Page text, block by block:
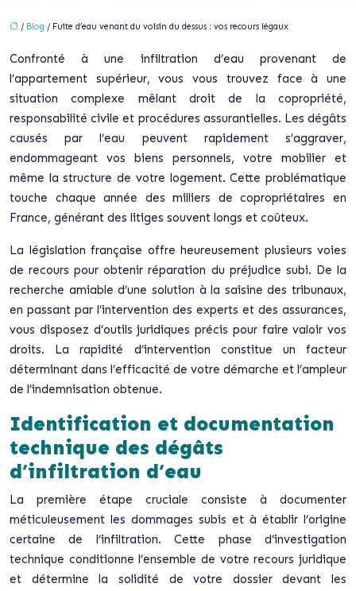
/ Blog / Fuite d’eau venant du voisin du dessus : vos recours légaux
Confronté à une infiltration d’eau provenant de
l’appartement supérieur, vous vous trouvez face à une
situation complexe mêlant droit de la copropriété,
responsabilité civile et procédures assurantielles. Les dégâts
causés par l’eau peuvent rapidement s’aggraver,
endommageant vos biens personnels, votre mobilier et
même la structure de votre logement. Cette problématique
touche chaque année des milliers de copropriétaires en
France, générant des litiges souvent longs et coûteux.
La législation française offre heureusement plusieurs voies
de recours pour obtenir réparation du préjudice subi. De la
recherche amiable d’une solution à la saisine des tribunaux,
en passant par l’intervention des experts et des assurances,
vous disposez d’outils juridiques précis pour faire valoir vos
droits. La rapidité d’intervention constitue un facteur
déterminant dans l’efficacité de votre démarche et l’ampleur
de l’indemnisation obtenue.
Identification et documentation
technique des dégâts
d’infiltration d’eau
La première étape cruciale consiste à documenter
méticuleusement les dommages subis et à établir l’origine
certaine de l’infiltration. Cette phase d’investigation
technique conditionne l’ensemble de votre recours juridique
et détermine la solidité de votre dossier devant les